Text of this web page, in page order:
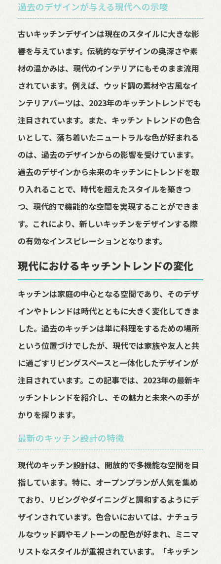
過去のデザインが与える現代への示唆
古いキッチンデザインは現在のスタイルに大きな影
響を与えています。伝統的なデザインの奥深さや素
材の温かみは、現代のインテリアにもそのまま流用
されています。例えば、ウッド調の素材や古風なイ
ンテリアパーツは、2023年のキッチントレンドでも
注目されています。また、キッチン トレンドの色合
いとして、落ち着いたニュートラルな色が好まれる
のは、過去のデザインからの影響を受けています。
過去のデザインから未来のキッチンにトレンドを取
り入れることで、時代を超えたスタイルを築きつ
つ、現代的で機能的な空間を実現することができま
す。これにより、新しいキッチンをデザインする際
の有効なインスピレーションとなります。
現代におけるキッチントレンドの変化
キッチンは家庭の中心となる空間であり、そのデザ
インやトレンドは時代とともに大きく変化してきま
した。過去のキッチンは単に料理をするための場所
という位置づけでしたが、現代では家族や友人と共
に過ごすリビングスペースと一体化したデザインが
注目されています。この記事では、2023年の最新キ
ッチントレンドを紹介し、その魅力と未来への手が
かりを探ります。
最新のキッチン設計の特徴
現代のキッチン設計は、開放的で多機能な空間を目
指しています。特に、オープンプランが人気を集め
ており、リビングやダイニングと調和するようにデ
ザインされています。色合いにおいては、ナチュラ
ルなウッド調やモノトーンの配色が好まれ、ミニマ
リストなスタイルが重視されています。「キッチン